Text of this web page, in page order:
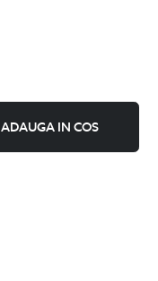
ADAUGA IN COS